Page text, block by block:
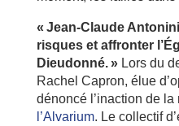
« Jean-Claude
risques et affronter
Dieudonné. »Lors du
Rachel Capron, élue
dénoncé l’inaction de
l’Alvarium. Le collectif